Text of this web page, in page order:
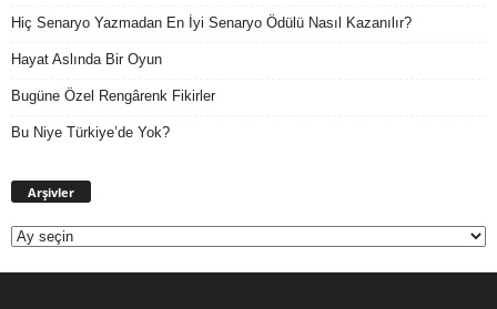
Hiç Senaryo Yazmadan En İyi Senaryo Ödülü Nasıl Kazanılır?
Hayat Aslında Bir Oyun
Bugüne Özel Rengârenk Fikirler
Bu Niye Türkiye’de Yok?
Arşivler